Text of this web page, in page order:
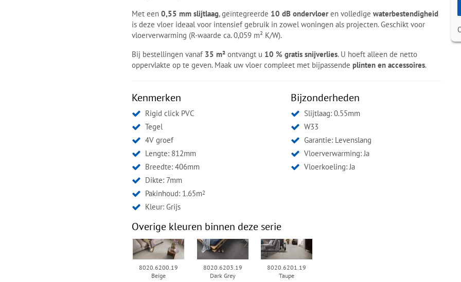
Met een0,55 mm slijtlaag, geïntegreerde 10 dB ondervloeren volledigewaterbestendigheid
is deze vloer ideaal voor intensief gebruik in zowel woningen als projecten. Geschikt voor
vloerverwarming (R-waarde ca. 0,059 m² K/W).
Bij bestellingen vanaf 35 m² ontvangt u 10 % gratis snijverlies. U hoeft alleen de netto
oppervlakte op te geven. Maak uw vloer compleet met bijpassendeplinten en accessoires.
Kenmerken
Rigid click PVC
Tegel
4V groef
Lengte: 812mm
Breedte: 406mm
Dikte: 7mm
Pakinhoud: 1.65m2
Kleur:Grijs
Bijzonderheden
Slijtlaag: 0.55mm
W33
Garantie: Levenslang
Vloerverwarming: Ja
Vloerkoeling: Ja
Overige kleuren binnen deze serie
8020.6200.19
Beige
8020.6203.19
Dark Grey
8020.6201.19
Taupe